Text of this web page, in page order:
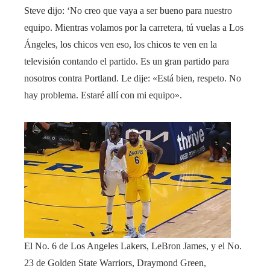
Steve dijo: ‘No creo que vaya a ser bueno para nuestro
equipo. Mientras volamos por la carretera, tú vuelas a Los
Ángeles, los chicos ven eso, los chicos te ven en la
televisión contando el partido. Es un gran partido para
nosotros contra Portland. Le dije: «Está bien, respeto. No
hay problema. Estaré allí con mi equipo».
El No. 6 de Los Angeles Lakers, LeBron James, y el No.
23 de Golden State Warriors, Draymond Green,